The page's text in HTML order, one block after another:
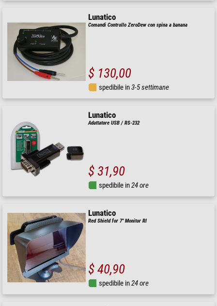
Lunatico
Comandi Controllo ZeroDew con spina a banana
$ 130,00
spedibile in3-5 settimane
Lunatico
Adattatore USB / RS-232
$ 31,90
spedibile in24 ore
Lunatico
Red Shield for 7" Monitor RI
$ 40,90
spedibile in24 ore